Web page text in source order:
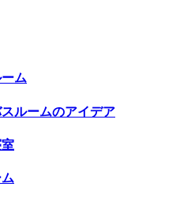
ム
ルームのアイデア